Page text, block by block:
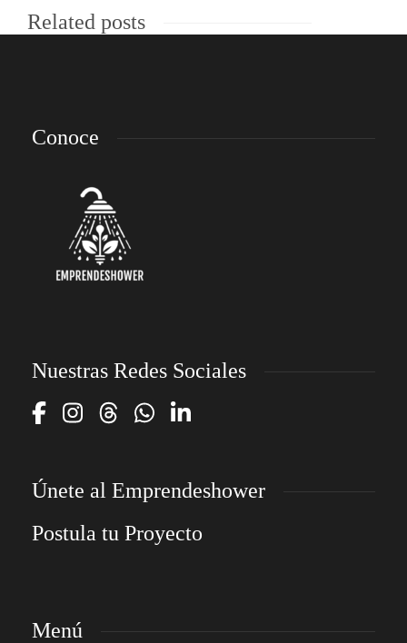
Related posts
Conoce
Nuestras Redes Sociales
Únete al Emprendeshower
Postula tu Proyecto
Menú